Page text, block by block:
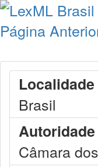
Página
Localidade
Brasil
Autoridade
Câmara